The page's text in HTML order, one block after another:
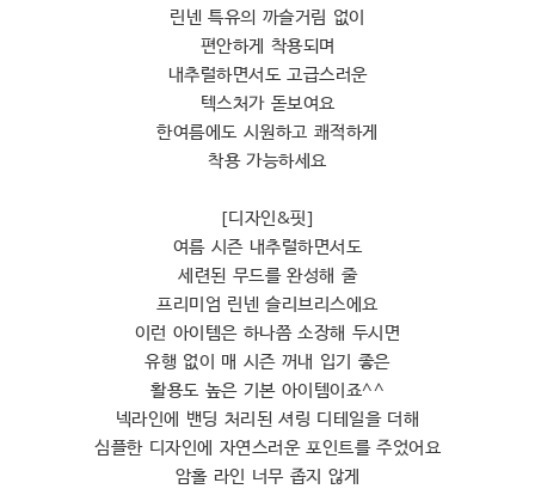
린넨 특유의 까슬거림 없이
편안하게 착용되며
내추럴하면서도 고급스러운
텍스처가 돋보여요
한여름에도 시원하고 쾌적하게
착용 가능하세요
[디자인&핏]
여름 시즌 내추럴하면서도
세련된 무드를 완성해 줄
프리미엄 린넨 슬리브리스에요
이런 아이템은 하나쯤 소장해 두시면
유행 없이 매 시즌 꺼내 입기 좋은
활용도 높은 기본 아이템이죠^^
넥라인에 밴딩 처리된 셔링 디테일을 더해
심플한 디자인에 자연스러운 포인트를 주었어요
암홀 라인 너무 좁지 않게